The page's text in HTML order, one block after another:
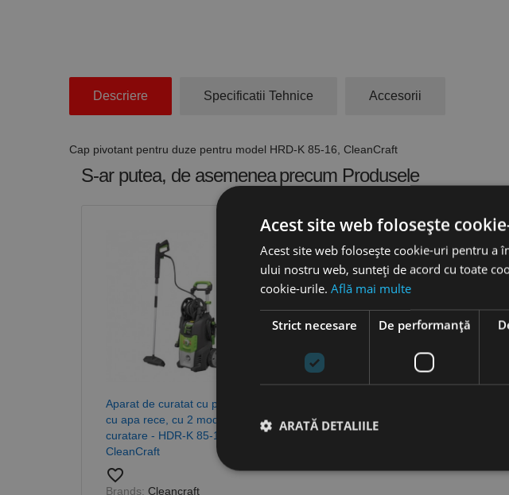
Descriere Specificatii Tehnice Accesorii
Cap pivotant pentru duze pentru model HRD-K 85-16, CleanCraft
S-ar putea, de asemeneaprecum Produsele
Aparat de curatat cu presiune
cu apa rece, cu 2 moduri de
curatare - HDR-K 85-16 TF,
CleanCraft
favorite_border
Brands: Cleancraft
Acest site web folosește
Acest site web folosește cookie-uri pentru
ului nostru web, sunteți de acord cu toate
cookie-urile. Află mai multe
Strict necesare De performanță
ARATĂ DETALIILE